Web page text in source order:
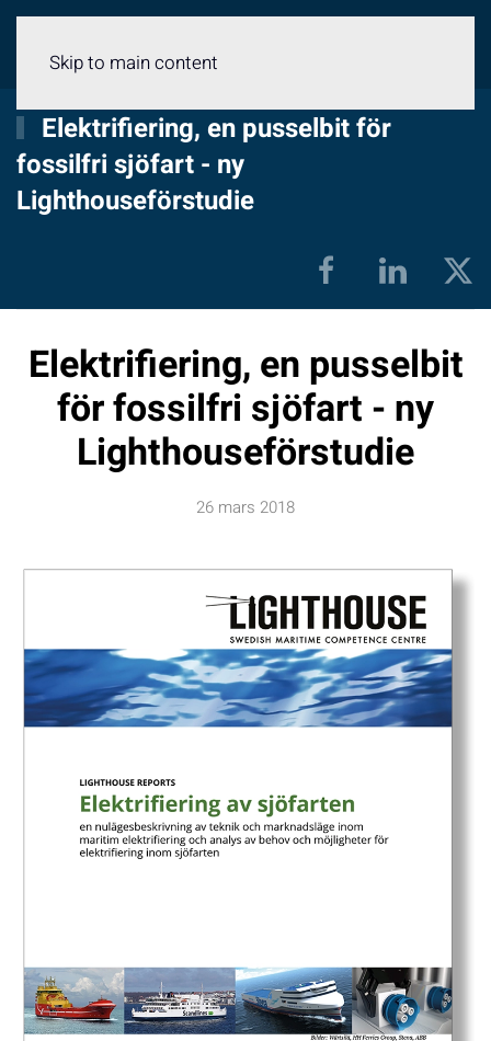
Skip to main content
Elektrifiering, en pusselbit för
fossilfri sjöfart - ny
Lighthouseförstudie
Elektrifiering, en pusselbit
för fossilfri sjöfart - ny
Lighthouseförstudie
26 mars 2018